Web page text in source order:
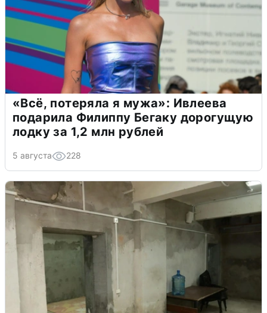
«Всё, потеряла я мужа»: Ивлеева
подарила Филиппу Бегаку дорогущую
лодку за 1,2 млн рублей
5 августа 228